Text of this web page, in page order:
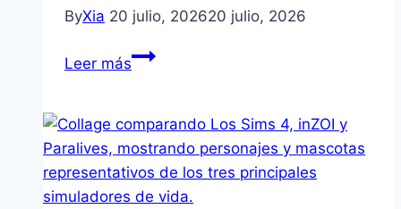
200
Moolas
ByXia 20 julio, 202620 julio, 2026
Leer másNueva
ropa
“Cápsula
Reciclada
de